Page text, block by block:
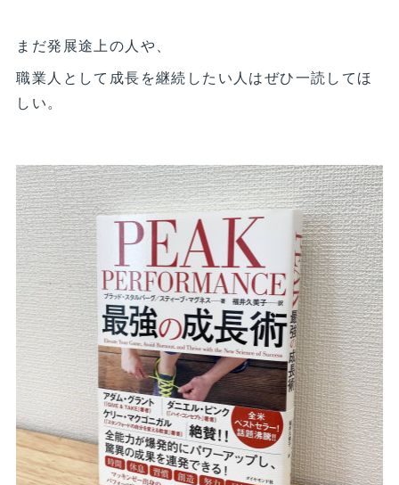
まだ発展途上の人や、
職業人として成長を継続したい人はぜひ一読してほ
しい。